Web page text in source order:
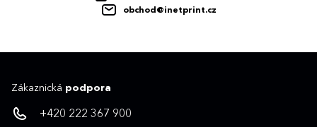
obchod@inetprint.cz
Zákaznická podpora
+420 222 367 900